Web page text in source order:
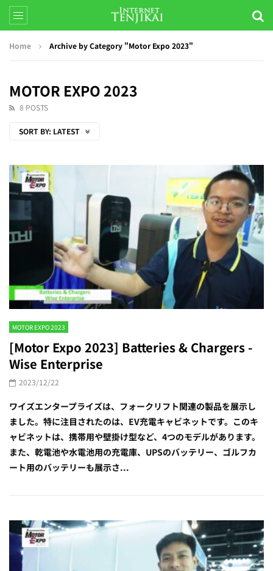
Home Archive by Category "Motor Expo 2023"
MOTOR EXPO 2023
8 POSTS
SORT BY: LATEST
MOTOR EXPO 2023
[Motor Expo 2023] Batteries & Chargers -
Wise Enterprise
2023/12/22
ワイズエンタープライズは、フォークリフト関連の製品を展示し
ました。特に注目されたのは、EV充電キャビネットです。このキ
ャビネットは、携帯用や壁掛け型など、4つのモデルがあります。
また、乾電池や水電池用の充電庫、UPSのバッテリー、ゴルフカ
ート用のバッテリーも展示さ...